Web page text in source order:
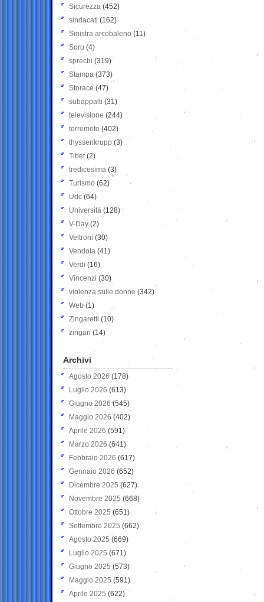
Sicurezza (452)
sindacati (162)
Sinistra arcobaleno (11)
Soru (4)
sprechi (319)
Stampa (373)
Storace (47)
subappalti (31)
televisione(244)
terremoto (402)
thyssenkrupp (3)
Tibet(2)
tredicesima (3)
Turismo (62)
Udc (64)
Università (128)
V-Day (2)
Veltroni (30)
Vendola (41)
Verdi (16)
Vincenzi (30)
violenza sulle donne (342)
Web (1)
Zingaretti (10)
zingari (14)
Archivi
Agosto 2026 (178)
Luglio 2026 (613)
Giugno 2026 (545)
Maggio 2026 (402)
Aprile 2026 (591)
Marzo 2026 (641)
Febbraio 2026 (617)
Gennaio 2026 (652)
Dicembre 2025 (627)
Novembre 2025 (668)
Ottobre 2025 (651)
Settembre 2025 (662)
Agosto 2025 (669)
Luglio 2025 (671)
Giugno 2025 (573)
Maggio 2025 (591)
Aprile 2025 (622)